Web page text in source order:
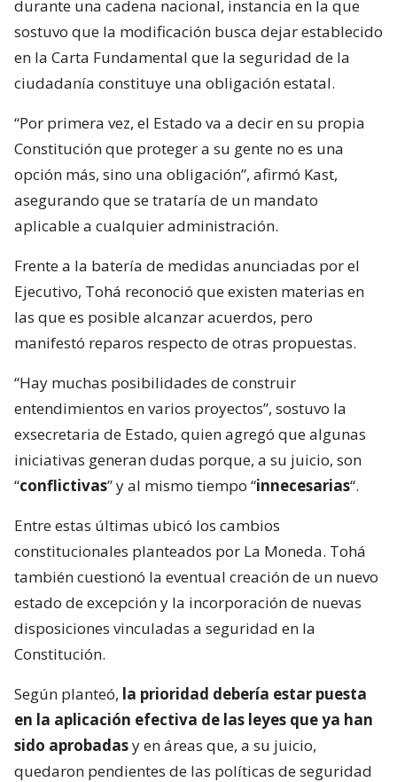
durante una cadena nacional, instancia en la que
sostuvo que la modificación busca dejar establecido
en la Carta Fundamental que la seguridad de la
ciudadanía constituye una obligación estatal.
“Por primera vez, el Estado va a decir en su propia
Constitución que proteger a su gente no es una
opción más, sino una obligación”, afirmó Kast,
asegurando que se trataría de un mandato
aplicable a cualquier administración.
Frente a la batería de medidas anunciadas por el
Ejecutivo, Tohá reconoció que existen materias en
las que es posible alcanzar acuerdos, pero
manifestó reparos respecto de otras propuestas.
“Hay muchas posibilidades de construir
entendimientos en varios proyectos”, sostuvo la
exsecretaria de Estado, quien agregó que algunas
iniciativas generan dudas porque, a su juicio, son
“conflictivas” y al mismo tiempo “innecesarias“.
Entre estas últimas ubicó los cambios
constitucionales planteados por La Moneda. Tohá
también cuestionó la eventual creación de un nuevo
estado de excepción y la incorporación de nuevas
disposiciones vinculadas a seguridad en la
Constitución.
Según planteó, la prioridad debería estar puesta
en la aplicación efectiva de las leyes que ya han
sido aprobadasy en áreas que, a su juicio,
quedaron pendientes de las políticas de seguridad